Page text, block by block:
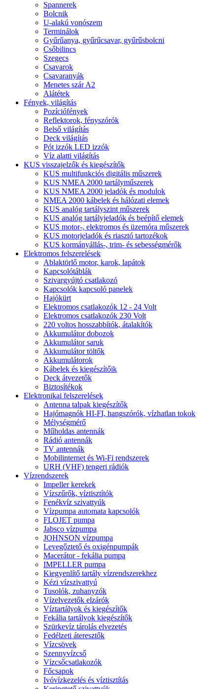
Spannerek
Bolcnik
U-alakú vonószem
Terminálok
Gyűrűanya, gyűrűcsavar, gyűrűsbolcni
Csőbilincs
Szegecs
Csavarok
Csavaranyák
Menetes szár A2
Alátétek
Fények, világítás
Pozíciófények
Reflektorok, fényszórók
Belső világítás
Deck világítás
Pót izzók LED izzók
Víz alatti világítás
KUS visszajelzők és kiegészítők
KUS multifunkciós digitális műszerek
KUS NMEA 2000 tartályműszerek
KUS NMEA 2000 jeladók és modulok
NMEA 2000 kábelek és hálózati elemek
KUS analóg tartályszint műszerek
KUS analóg tartályjeladók és beépítő elemek
KUS motor-, elektromos és üzemóra műszerek
KUS motorjeladók és riasztó tartozékok
KUS kormányállás-, trim- és sebességmérők
Elektromos felszerelések
Ablaktörlő motor, karok, lapátok
Kapcsolótáblák
Szivargyújtó csatlakozó
Kapcsolók kapcsoló panelek
Hajókürt
Elektromos csatlakozók 12 - 24 Volt
Elektromos csatlakozók 230 Volt
220 voltos hosszabbítók, átalakítók
Akkumulátor dobozok
Akkumulátor saruk
Akkumulátor töltők
Akkumulátorok
Kábelek és kiegészítőik
Deck átvezetők
Biztosítékok
Elektronikai felszerelések
Antenna talpak kiegészítők
Hajómagnók HI-FI, hangszórók, vízhatlan tokok
Mélységmérő
Műholdas antennák
Rádió antennák
TV antennák
Mobilinternet és Wi-Fi rendszerek
URH (VHF) tengeri rádiók
Vízrendszerek
Impeller kerekek
Vízszűrők, víztisztítók
Fenékvíz szivattyúk
Vízpumpa automata kapcsolók
FLOJET pumpa
Jabsco vízpumpa
JOHNSON vízpumpa
Levegőztető és oxigénpumpák
Macerátor - fekália pumpa
IMPELLER pumpa
Kiegyenlítő tartály vízrendszerekhez
Kézi vízszivattyú
Tusolók, zuhanyzók
Vízelvezetők elzárók
Víztartályok és kiegészítők
Fekália tartályok kiegészítők
Szürkevíz tárolás elvezetés
Fedélzeti áteresztők
Vízcsövek
Szennyvízcső
Vízcsőcsatlakozók
Főcsapok
Ivóvízkezelés és víztisztítás